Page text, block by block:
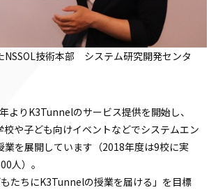
NSSOL技術本部 システム研究開発センタ
よりK3Tunnelのサービス提供を開始し、
校や子ども向けイベントなどでシステムエン
業を展開しています（2018年度は9校に実
人）。
もたちにK3Tunnelの授業を届ける」を目標